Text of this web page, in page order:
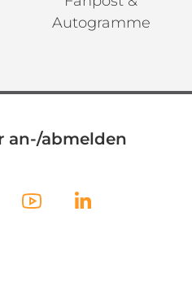
Autogramme
an-/abmelden